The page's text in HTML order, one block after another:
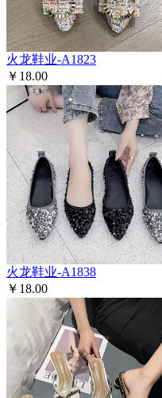
火龙鞋业-A1823
￥18.00
火龙鞋业-A1838
￥18.00